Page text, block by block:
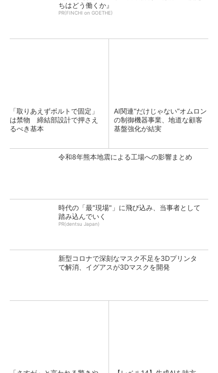
ちはどう働くか』
PR(FINCHI on GOETHE)
「取りあえずボルトで固定」
は禁物 締結部設計で押さえ
るべき基本
AI関連“だけじゃない”オムロン
の制御機器事業、地道な顧客
基盤強化が結実
令和8年熊本地震による工場への影響まとめ
時代の「最"現場"」に飛び込み、当事者として
踏み込んでいく
PR(dentsu Japan)
新型コロナで深刻なマスク不足を3Dプリンタ
で解消、イグアスが3Dマスクを開発